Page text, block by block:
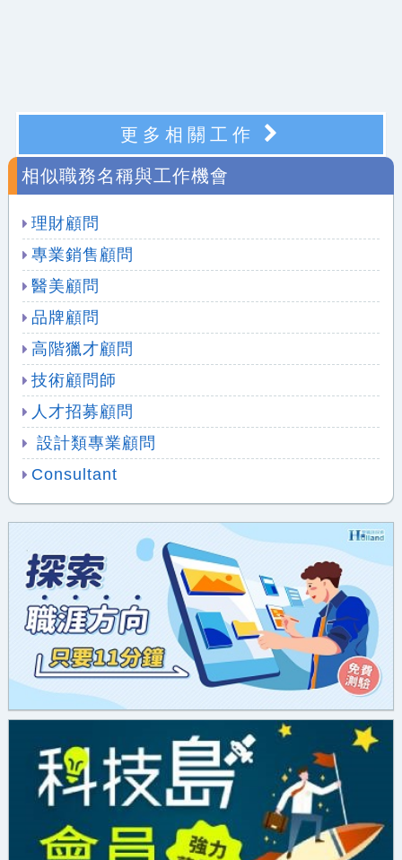
更多相關工作
相似職務名稱與工作機會
理財顧問
專業銷售顧問
醫美顧問
品牌顧問
高階獵才顧問
技術顧問師
人才招募顧問
設計類專業顧問
Consultant